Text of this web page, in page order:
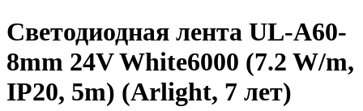
Светодиодная лента UL-A60-
8mm 24V White6000 (7.2 W/m,
IP20, 5m) (Arlight, 7 лет)